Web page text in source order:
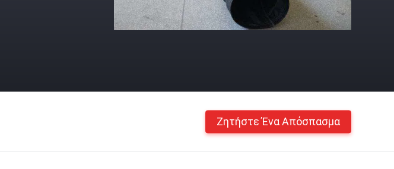
Ζητήστε Ένα Απόσπασμα